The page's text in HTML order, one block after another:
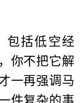
包括低空经
你不把它解
一再强调马
件复杂的事